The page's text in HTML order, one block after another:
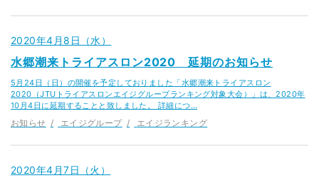
2020年4月8日（水）
水郷潮来トライアスロン2020 延期のお知らせ
5月24日（日）の開催を予定しておりました「水郷潮来トライアスロン
2020（JTUトライアスロンエイジグループランキング対象大会）」は、2020年
10月4日に延期することと致しました。 詳細につ…
お知らせ エイジグループ エイジランキング
2020年4月7日（火）